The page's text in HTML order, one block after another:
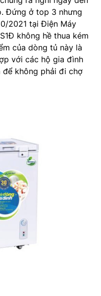
Đứng ở top 3 nhưng
2021 tại Điện Máy
không hề thua kém
của dòng tủ này là
với các hộ gia đình
không phải đi chợ